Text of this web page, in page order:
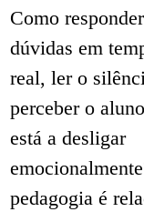
Como
dúvidas em
real, ler o
perceber o
está a desligar
pedagogia é